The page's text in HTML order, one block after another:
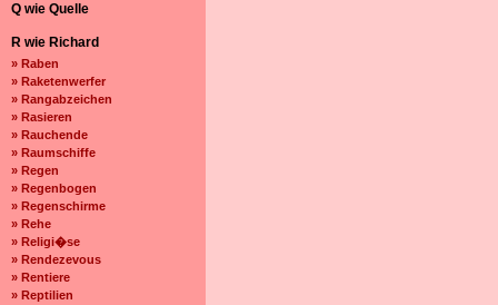
Q wie Quelle
R wie Richard
» Raben
» Raketenwerfer
» Rangabzeichen
» Rasieren
» Rauchende
» Raumschiffe
» Regen
» Regenbogen
» Regenschirme
» Rehe
» Religi�se
» Rendezevous
» Rentiere
» Reptilien